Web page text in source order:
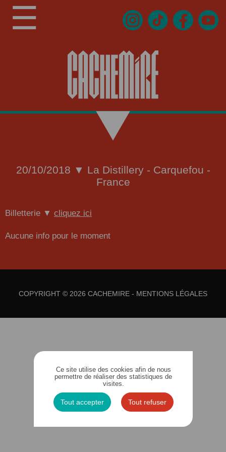
☰
20/10/2018 ▼ La Distillery - Carquefou -
France
Billetterie ▼ cliquez ici
Aucune info pour le moment
COPYRIGHT © 2026 CACHEMIRE - MENTIONS LÉGALES
Ce site utilise des cookies afin de nous
permettre de réaliser des statistiques de
visites.
Tout accepter Tout refuser